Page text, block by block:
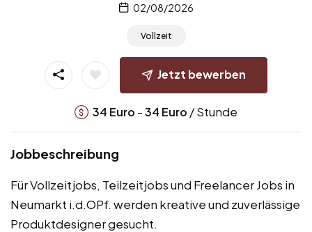
02/08/2026
Vollzeit
Jetzt bewerben
34 Euro -34 Euro / Stunde
Jobbeschreibung
Für Vollzeitjobs, Teilzeitjobs und Freelancer Jobs in
Neumarkt i.d.OPf. werden kreative und zuverlässige
Produktdesigner gesucht.